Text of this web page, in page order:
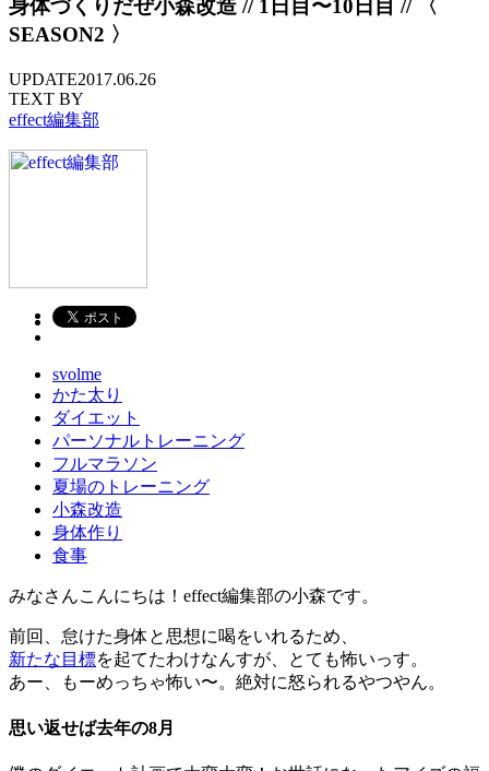
身体づくりだぜ小森改造 // 1日目〜10日目 // 〈
SEASON2 〉
UPDATE2017.06.26
TEXT BY
effect編集部
svolme
かた太り
ダイエット
パーソナルトレーニング
フルマラソン
夏場のトレーニング
小森改造
身体作り
食事
みなさんこんにちは！effect編集部の小森です。
前回、怠けた身体と思想に喝をいれるため、
新たな目標を起てたわけなんすが、とても怖いっす。
あー、もーめっちゃ怖い〜。絶対に怒られるやつやん。
思い返せば去年の8月